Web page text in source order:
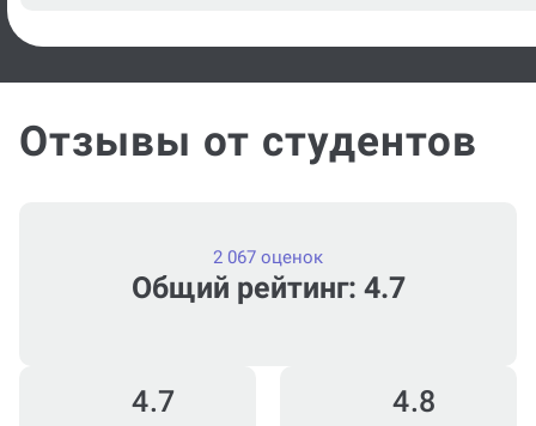
Отзывы от студентов
Общий рейтинг: 4.7
2 067 оценок
4.7 4.8